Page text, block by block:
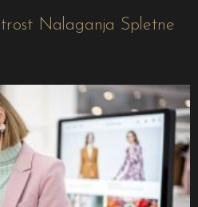
Nalaganja Spletne